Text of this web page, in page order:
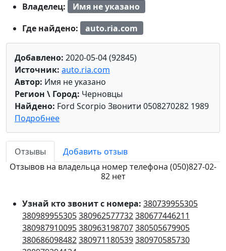
Владелец:
Имя не указано
Где найдено:
auto.ria.com
Добавлено: 2020-05-04 (92845)
Источник: auto.ria.com
Автор: Имя не указано
Регион \ Город: Черновцы
Найдено: Ford Scorpio Звонити 0508270282 1989
Подробнее
Отзывы
Добавить отзыв
Отзывов на владельца номер телефона (050)827-02-
82 нет
Узнай кто звонит с номера: 380739955305
380989955305380962577732380677446211
380987910095380963198707380505679905
380686098482380971180539380970585730